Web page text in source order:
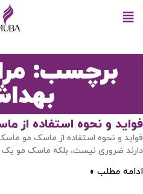
برچسب:
فواید و نحوه استفاده از
فواید و نحوه استفاده از ماسک مو
دارند ضروری نیست، بلکه ماسک مو یک
ادامه مطلب »